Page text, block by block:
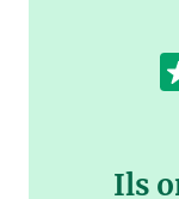
4.3
Ils